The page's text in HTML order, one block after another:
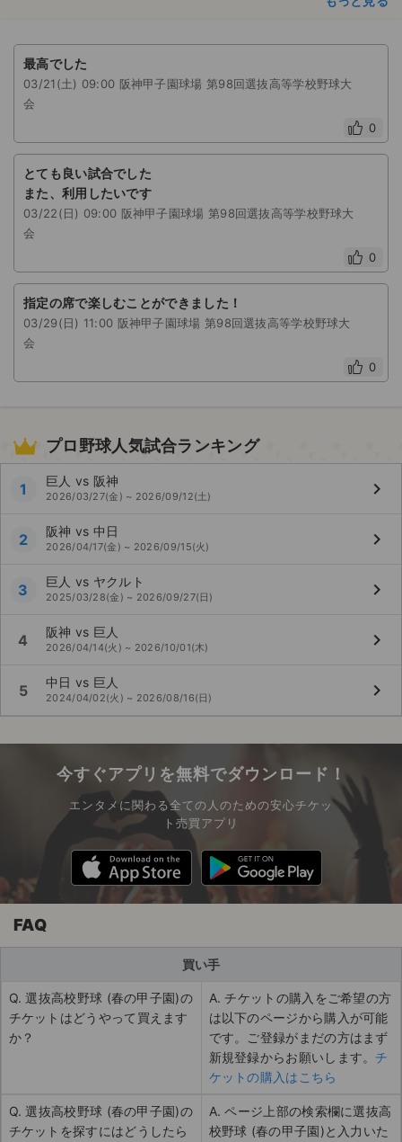
最高でした
03/21(土) 09:00 阪神甲子園球場 第98回選抜高等学校野球大
会
0
とても良い試合でした
また、利用したいです
03/22(日) 09:00 阪神甲子園球場 第98回選抜高等学校野球大
会
0
指定の席で楽しむことができました！
03/29(日) 11:00 阪神甲子園球場 第98回選抜高等学校野球大
会
0
プロ野球人気試合ランキング
1 巨人 vs 阪神
2026/03/27(金) ~ 2026/09/12(土) keyboard_arrow_right
2 阪神 vs 中日
2026/04/17(金) ~ 2026/09/15(火) keyboard_arrow_right
3 巨人 vs ヤクルト
2025/03/28(金) ~ 2026/09/27(日) keyboard_arrow_right
4 阪神 vs 巨人
2026/04/14(火) ~ 2026/10/01(木) keyboard_arrow_right
5 中日 vs 巨人
2024/04/02(火) ~ 2026/08/16(日) keyboard_arrow_right
今すぐアプリを無料でダウンロード！
エンタメに関わる全ての人のための安心チケッ
ト売買アプリ
FAQ
買い手
Q. 選抜高校野球 (春の甲子園)の
チケットはどうやって買えます
か？
A. チケットの購入をご希望の方
は以下のページから購入が可能
です。ご登録がまだの方はまず
新規登録からお願いします。 チ
ケットの購入はこちら
Q. 選抜高校野球 (春の甲子園)の
チケットを探すにはどうしたら
A. ページ上部の検索欄に選抜高
校野球 (春の甲子園)と入力いた